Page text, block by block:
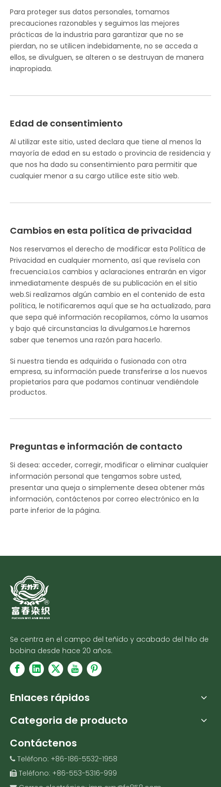
Para proteger sus datos personales, tomamos
precauciones razonables y seguimos las mejores
prácticas de la industria para garantizar que no se
pierdan, no se utilicen indebidamente, no se acceda a
ellos, se divulguen, se alteren o se destruyan de manera
inapropiada.
Edad de consentimiento
Al utilizar este sitio, usted declara que tiene al menos la
mayoría de edad en su estado o provincia de residencia y
que nos ha dado su consentimiento para permitir que
cualquier menor a su cargo utilice este sitio web.
Cambios en esta política de privacidad
Nos reservamos el derecho de modificar esta Política de
Privacidad en cualquier momento, así que revísela con
frecuencia.Los cambios y aclaraciones entrarán en vigor
inmediatamente después de su publicación en el sitio
web.Si realizamos algún cambio en el contenido de esta
política, le notificaremos aquí que se ha actualizado, para
que sepa qué información recopilamos, cómo la usamos
y bajo qué circunstancias la divulgamos.Le haremos
saber que tenemos una razón para hacerlo.
Si nuestra tienda es adquirida o fusionada con otra
empresa, su información puede transferirse a los nuevos
propietarios para que podamos continuar vendiéndole
productos.
Preguntas e información de contacto
Si desea: acceder, corregir, modificar o eliminar cualquier
información personal que tengamos sobre usted,
presentar una queja o simplemente desea obtener más
información, contáctenos por correo electrónico en la
parte inferior de la página.
Se centra en el campo del teñido y acabado del hilo de
bobina desde hace 20 años.
Enlaces rápidos
Categoria de producto
Contáctenos
 Teléfono: +86-186-5532-1958
 Teléfono: +86-553-5316-999